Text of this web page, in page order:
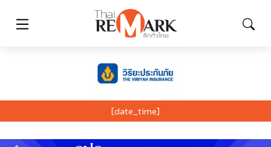
[date_time]